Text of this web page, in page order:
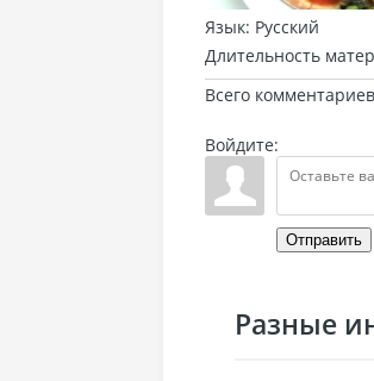
Язык: Русский
Длительность
Всего комментариев
Войдите:
Отправить
Разные